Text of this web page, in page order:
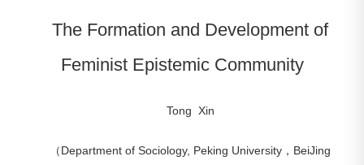
The Formation and Development of
Feminist Epistemic Community
Tong Xin
（ Department of Sociology, Peking University ， BeiJing